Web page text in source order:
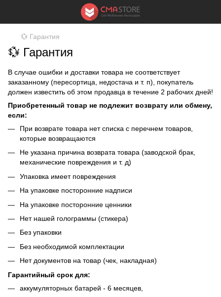
💱 Гарантия
💱 Гарантия
В случае ошибки и доставки товара не соответствует
заказанному (пересортица, недостача и т. п), покупатель
должен известить об этом продавца в течение 2 рабочих дней!
Приобретенный товар не подлежит возврату или обмену,
если:
При возврате товара нет списка с перечнем товаров,
которые возвращаются
Не указана причина возврата товара (заводской брак,
механические повреждения и т. д)
Упаковка имеет повреждения
На упаковке посторонние надписи
На упаковке посторонние ценники
Нет нашей голограммы (стикера)
Без упаковки
Без необходимой комплектации
Нет документов на товар (чек, накладная)
Гарантийный срок для:
аккумуляторных батарей - 6 месяцев,